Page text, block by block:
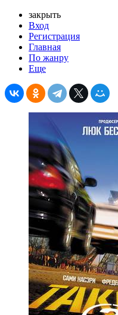
закрыть
Вход
Регистрация
Главная
По жанру
Еще